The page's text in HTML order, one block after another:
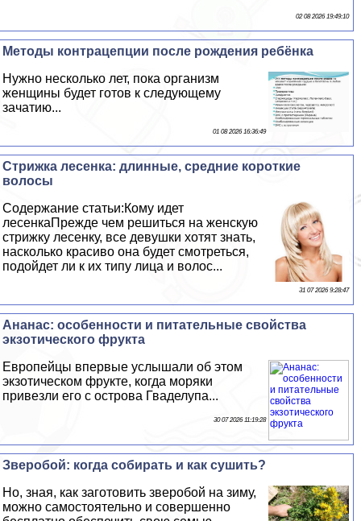
02 08 2026 19:49:10
Методы кoнтpaцепции после рождения ребёнка
Нужно несколько лет, пока организм
женщины будет готов к следующему
зачатию...
01 08 2026 16:36:49
Стрижка лесенка: длинные, средние короткие
волосы
Содержание статьи:Кому идет
лесенкаПрежде чем решиться на женскую
стрижку лесенку, все дeвyшки хотят знать,
насколько красиво она будет смотреться,
подойдет ли к их типу лица и волос...
31 07 2026 9:28:47
Ананас: особенности и питательные свойства
экзотического фрукта
Европейцы впервые услышали об этом
экзотическом фрукте, когда моряки
привезли его с острова Гваделупа...
30 07 2026 11:19:28
Зверобой: когда собирать и как сушить?
Но, зная, как заготовить зверобой на зиму,
можно самостоятельно и совершенно